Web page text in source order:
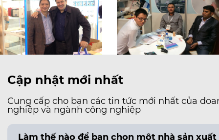
Cập nhật mới nhất
Cung cấp cho bạn các tin tức mới nhất của
nghiệp và ngành công nghiệp
Làm thế nào để bạn chọn một nhà sản xuất